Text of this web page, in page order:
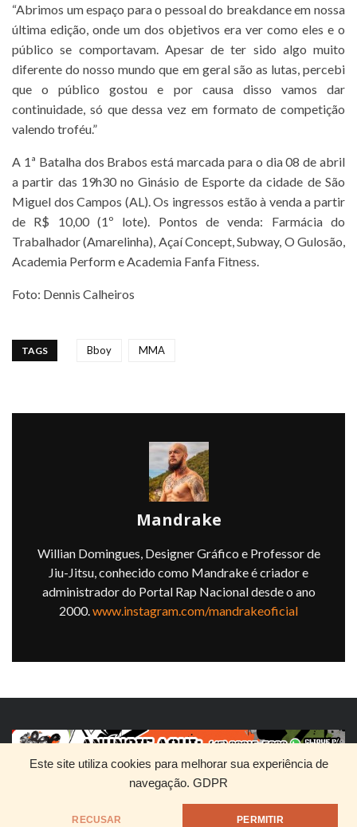
Este site utiliza cookies para melhorar sua experiência de
navegação. GDPR
RECUSAR PERMITIR
“Abrimos um espaço para o pessoal do breakdance em nossa
última edição, onde um dos objetivos era ver como eles e o
público se comportavam. Apesar de ter sido algo muito
diferente do nosso mundo que em geral são as lutas, percebi
que o público gostou e por causa disso vamos dar
continuidade, só que dessa vez em formato de competição
valendo troféu.”
A 1ª Batalha dos Brabos está marcada para o dia 08 de abril
a partir das 19h30 no Ginásio de Esporte da cidade de São
Miguel dos Campos (AL). Os ingressos estão à venda a partir
de R$ 10,00 (1º lote). Pontos de venda: Farmácia do
Trabalhador (Amarelinha), Açaí Concept, Subway, O Gulosão,
Academia Perform e Academia Fanfa Fitness.
Foto: Dennis Calheiros
TAGS Bboy MMA
Mandrake
Willian Domingues, Designer Gráfico e Professor de
Jiu-Jitsu, conhecido como Mandrake é criador e
administrador do Portal Rap Nacional desde o ano
2000.www.instagram.com/mandrakeoficial
HOME QUEM SOMOS DIVULGUE SEU RAP